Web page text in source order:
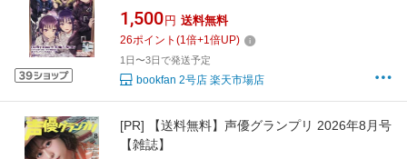
1,500 円 送料無料
26ポイント (1倍+1倍UP)
1日〜3日で発送予定
bookfan 2号店 楽天市場店
[PR]
【送料無料】声優グランプリ 2026年8月号
【雑誌】